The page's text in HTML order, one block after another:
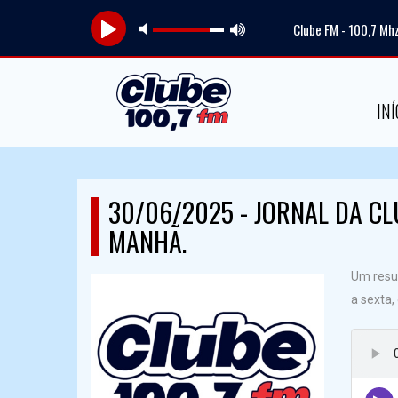
Clube FM - 100,7 Mhz
30/06/2025 - JORNAL DA
MANHÃ.
Um
a sexta,